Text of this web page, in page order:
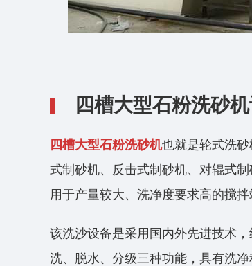
四槽大型石粉洗砂
四槽大型石粉洗砂机也就是轮式洗
式制砂机、反击式制砂机、对辊式
用于产量较大、洗净度要求高的搅拌
该洗沙设备是采用国内外先进技术
洗、脱水、分级三种功能，具有洗